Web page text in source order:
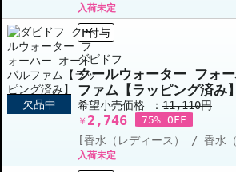
入荷未定
欠品中
P付与
ダビドフ
クールウォーター フォーハー オー
ファム【ラッピング済み
希望小売価格 ： 11,110円
￥ 2,746 75% OFF
[香水（レディース） / 香水
入荷未定